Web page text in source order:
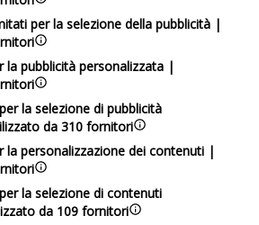
per la selezione della pubblicità |
la pubblicità personalizzata |
la selezione di pubblicità
da 310 fornitori
la personalizzazione dei contenuti |
la selezione di contenuti
da 109 fornitori